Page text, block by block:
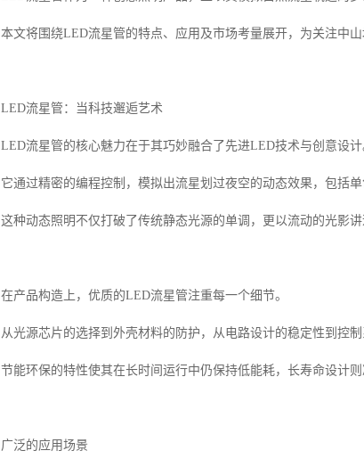
本文将围绕LED流星管的特点、应用及市场考量展开，为关注中
LED流星管：当科技邂逅艺术
LED流星管的核心魅力在于其巧妙融合了先进LED技术与创意设计
它通过精密的编程控制，模拟出流星划过夜空的动态效果，包括
这种动态照明不仅打破了传统静态光源的单调，更以流动的光影
在产品构造上，优质的LED流星管注重每一个细节。
从光源芯片的选择到外壳材料的防护，从电路设计的稳定性到控
节能环保的特性使其在长时间运行中仍保持低能耗，长寿命设计
广泛的应用场景